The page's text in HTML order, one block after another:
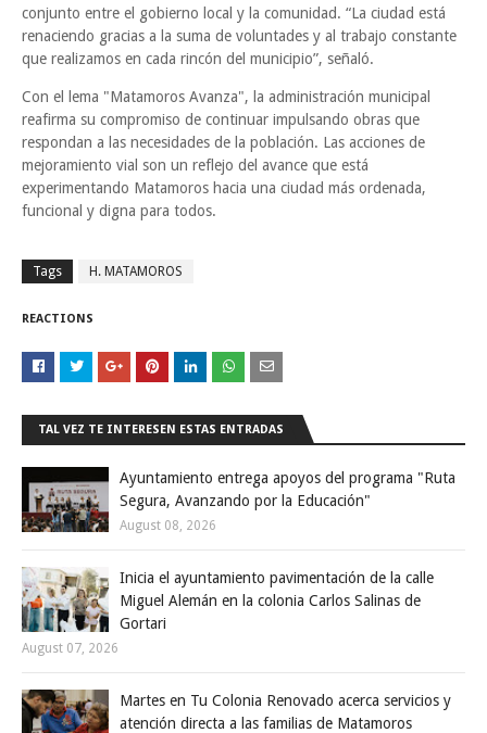
conjunto entre el gobierno local y la comunidad. “La ciudad está
renaciendo gracias a la suma de voluntades y al trabajo constante
que realizamos en cada rincón del municipio”, señaló.
Con el lema "Matamoros Avanza", la administración municipal
reafirma su compromiso de continuar impulsando obras que
respondan a las necesidades de la población. Las acciones de
mejoramiento vial son un reflejo del avance que está
experimentando Matamoros hacia una ciudad más ordenada,
funcional y digna para todos.
Tags H. MATAMOROS
REACTIONS
TAL VEZ TE INTERESEN ESTAS ENTRADAS
Ayuntamiento entrega apoyos del programa "Ruta
Segura, Avanzando por la Educación"
August 08, 2026
Inicia el ayuntamiento pavimentación de la calle
Miguel Alemán en la colonia Carlos Salinas de
Gortari
August 07, 2026
Martes en Tu Colonia Renovado acerca servicios y
atención directa a las familias de Matamoros